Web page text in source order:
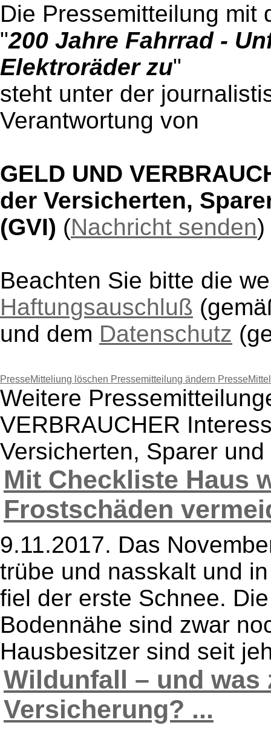
Die Pressemitteilung mit
"200 Jahre Fahrrad -
Elektroräder zu"
steht unter der
Verantwortung von
GELD UND
der Versicherten,
(GVI) (Nachricht senden)
Beachten Sie bitte die
Haftungsauschluß
und dem Datenschutz
PresseMitteliung löschen Pressemitteilung ändern
Weitere
VERBRAUCHER
Versicherten, Sparer
Mit Checkliste Haus
Frostschäden
9.11.2017. Das
trübe und nasskalt und
fiel der erste Schnee.
Bodennähe sind zwar
Hausbesitzer sind seit
Wildunfall – und was
Versicherung? ...